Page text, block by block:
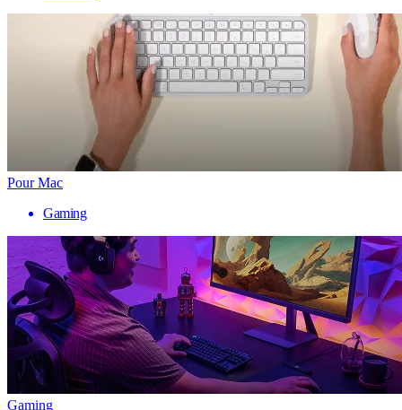
Pour Mac
Gaming
Gaming